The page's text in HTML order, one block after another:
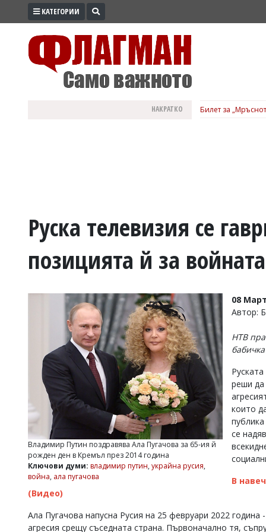
ПРОМО
ВОЙНАТА
УКРАЙНА
Управители:
v.vasilev@flagman.bg
Касабова,
k.kassabova@flagman.bg
Главен
редактор:
office@flagman.bg
КАТЕГОРИИ
НАКРАТКО Билет за
Руска телевизия се
позицията й за
Владимир Путин поздравява Ала Пугачова за 65-ия й
рожден ден в Кремъл през 2014 година
Ключови думи: владимир путин, украйна русия,
война, ала пугачова
08
Автор:
НТВ
бабичка
реши да
които
се
В
(Видео)
Ала Пугачова напусна Русия на 25 февруари 2022
агресия срещу съседната страна. Първоначално тя,